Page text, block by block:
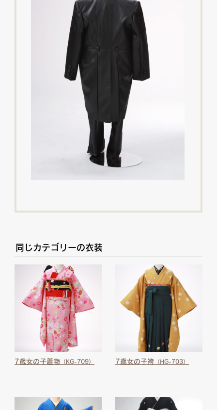
同じカテゴリーの衣装
7歳女の子着物 （KG-709） 7歳女の子袴 （HG-703）